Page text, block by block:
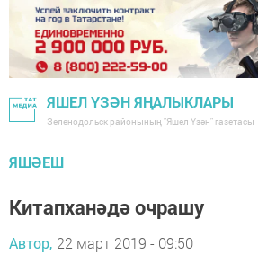
ЯШЕЛ ҮЗӘН ЯҢАЛЫКЛАРЫ
Зеленодольск районының "Яшел Үзән" газетасы
ЯШӘЕШ
Китапханәдә очрашу
Автор, 22 март 2019 - 09:50